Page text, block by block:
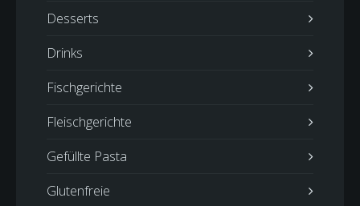
Desserts
Drinks
Fischgerichte
Fleischgerichte
Gefüllte Pasta
Glutenfreie